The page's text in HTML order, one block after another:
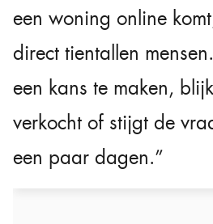
een woning online
direct tientallen
een kans te maken,
verkocht of stijgt de
een paar dagen.”